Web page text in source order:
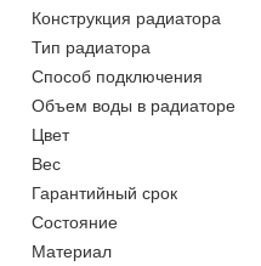
Конструкция радиатора
Тип радиатора
Способ подключения
Объем воды в радиаторе
Цвет
Вес
Гарантийный срок
Состояние
Материал